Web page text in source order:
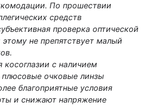
По прошествии
средств
проверка оптической
не препятствует малый
с наличием
плюсовые очковые линзы
благоприятные условия
и снижают напряжение